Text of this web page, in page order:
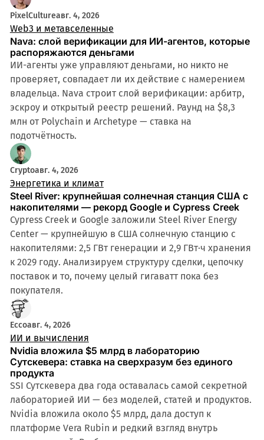
PixelCultureавг. 4, 2026
Web3 и метавселенные
Nava: слой верификации для ИИ-агентов, которые
распоряжаются деньгами
ИИ-агенты уже управляют деньгами, но никто не
проверяет, совпадает ли их действие с намерением
владельца. Nava строит слой верификации: арбитр,
эскроу и открытый реестр решений. Раунд на $8,3
млн от Polychain и Archetype — ставка на
подотчётность.
Cryptoавг. 4, 2026
Энергетика и климат
Steel River: крупнейшая солнечная станция США с
накопителями — рекорд Google и Cypress Creek
Cypress Creek и Google заложили Steel River Energy
Center — крупнейшую в США солнечную станцию с
накопителями: 2,5 ГВт генерации и 2,9 ГВт·ч хранения
к 2029 году. Анализируем структуру сделки, цепочку
поставок и то, почему целый гигаватт пока без
покупателя.
Eccoавг. 4, 2026
ИИ и вычисления
Nvidia вложила $5 млрд в лабораторию
Сутскевера: ставка на сверхразум без единого
продукта
SSI Сутскевера два года оставалась самой секретной
лабораторией ИИ — без моделей, статей и продуктов.
Nvidia вложила около $5 млрд, дала доступ к
платформе Vera Rubin и редкий взгляд внутрь